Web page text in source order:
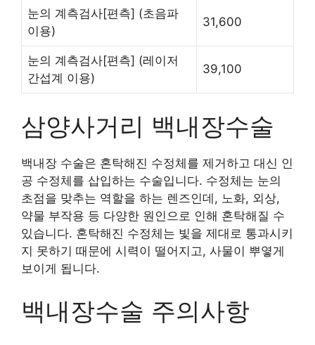
눈의 계측검사[편측] (초음파
이용)
31,600
눈의 계측검사[편측] (레이저
간섭계 이용)
39,100
삼양사거리 백내장수술
백내장 수술은 혼탁해진 수정체를 제거하고 대신 인
공 수정체를 삽입하는 수술입니다. 수정체는 눈의
초점을 맞추는 역할을 하는 렌즈인데, 노화, 외상,
약물 부작용 등 다양한 원인으로 인해 혼탁해질 수
있습니다. 혼탁해진 수정체는 빛을 제대로 통과시키
지 못하기 때문에 시력이 떨어지고, 사물이 뿌옇게
보이게 됩니다.
백내장수술 주의사항